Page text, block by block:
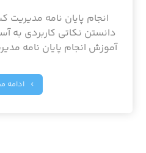
انجام پایان نامه مدیریت
دانستن نکاتی کاربردی به
آموزش انجام پایان نامه
ادامه